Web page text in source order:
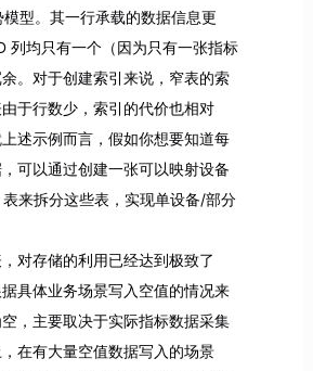
型。其一行承载的数据信息更
列均只有一个（因为只有一张指标
。对于创建索引来说，窄表的索
于行数少，索引的代价也相对
述示例而言，假如你想要知道每
可以通过创建一张可以映射设备
来拆分这些表，实现单设备/部分
对存储的利用已经达到极致了
具体业务场景写入空值的情况来
，主要取决于实际指标数据采集
在有大量空值数据写入的场景